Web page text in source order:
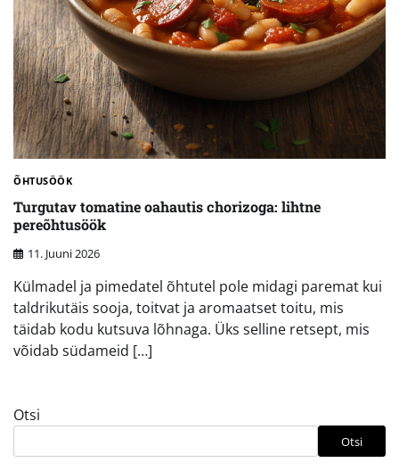
ÕHTUSÖÖK
Turgutav tomatine oahautis chorizoga: lihtne
pereõhtusöök
11. Juuni 2026
Külmadel ja pimedatel õhtutel pole midagi paremat kui
taldrikutäis sooja, toitvat ja aromaatset toitu, mis
täidab kodu kutsuva lõhnaga. Üks selline retsept, mis
võidab südameid […]
Otsi
Otsi